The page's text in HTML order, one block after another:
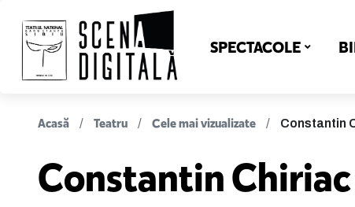
SPECTACOLE
Acasă Teatru Cele mai vizualizate Constantin
Constantin